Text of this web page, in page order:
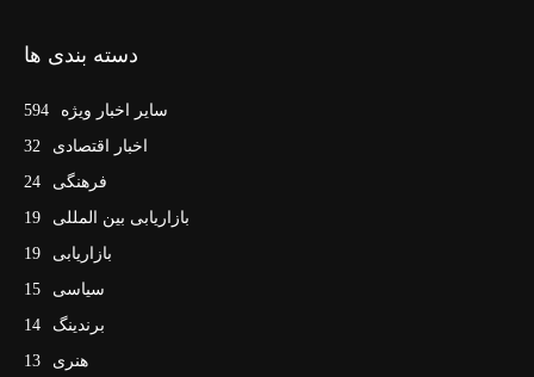
دسته بندی ها
سایر اخبار ویژه
594
اخبار اقتصادی
32
فرهنگی
24
بازاریابی بین المللی
19
بازاریابی
19
سیاسی
15
برندینگ
14
هنری
13